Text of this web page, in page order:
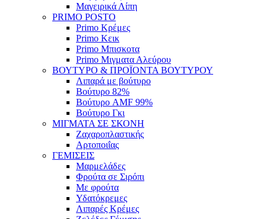
Μαγειρικά Λίπη
PRIMO POSTO
Primo Κρέμες
Primo Κεικ
Primo Μπισκοτα
Primo Μιγματα Αλεύρου
ΒΟΥΤΥΡΟ & ΠΡΟΪΟΝΤΑ ΒΟΥΤΥΡΟΥ
Λιπαρά με βούτυρο
Βούτυρο 82%
Βούτυρο AMF 99%
Βούτυρο Γκι
ΜΙΓΜΑΤΑ ΣΕ ΣΚΟΝΗ
Ζαχαροπλαστικής
Αρτοποιΐας
ΓΕΜΙΣΕΙΣ
Μαρμελάδες
Φρούτα σε Σιρόπι
Με φρούτα
Υδατόκρεμες
Λιπαρές Κρέμες